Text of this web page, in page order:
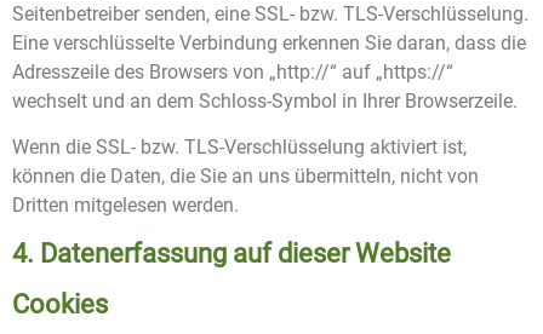
Seitenbetreiber senden, eine SSL- bzw. TLS-Verschlüsselung.
Eine verschlüsselte Verbindung erkennen Sie daran, dass die
Adresszeile des Browsers von „http://“ auf „https://“
wechselt und an dem Schloss-Symbol in Ihrer Browserzeile.
Wenn die SSL- bzw. TLS-Verschlüsselung aktiviert ist,
können die Daten, die Sie an uns übermitteln, nicht von
Dritten mitgelesen werden.
4. Datenerfassung auf dieser Website
Cookies